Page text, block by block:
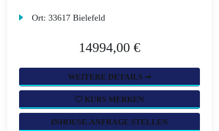
Ort:33617 Bielefeld
14994,00 €
WEITERE DETAILS ➞
KURS MERKEN
INHOUSE-ANFRAGE STELLEN